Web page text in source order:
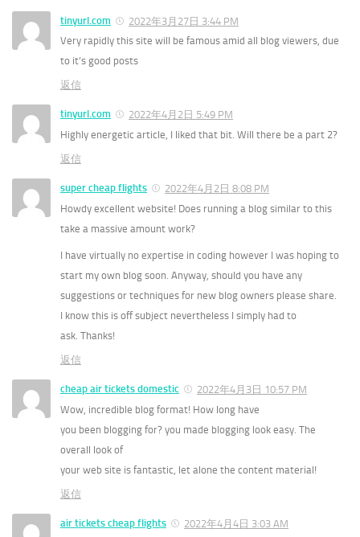
tinyurl.com
2022年3月27日 3:44 PM
Very rapidly this site will be famous amid all blog viewers, due
to it’s good posts
返信
tinyurl.com
2022年4月2日 5:49 PM
Highly energetic article, I liked that bit. Will there be a part 2?
返信
super cheap flights
2022年4月2日 8:08 PM
Howdy excellent website! Does running a blog similar to this
take a massive amount work?
I have virtually no expertise in coding however I was hoping to
start my own blog soon. Anyway, should you have any
suggestions or techniques for new blog owners please share.
I know this is off subject nevertheless I simply had to
ask. Thanks!
返信
cheap air tickets domestic
2022年4月3日 10:57 PM
Wow, incredible blog format! How long have
you been blogging for? you made blogging look easy. The
overall look of
your web site is fantastic, let alone the content material!
返信
air tickets cheap flights
2022年4月4日 3:03 AM